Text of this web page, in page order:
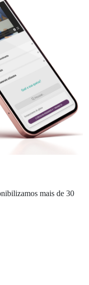
mais de 30